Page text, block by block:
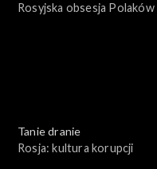
Rosyjska obsesja Polaków
Tanie dranie
Rosja: kultura korupcji